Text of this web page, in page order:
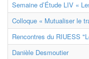
Semaine d’Étude LIV «
Colloque « Mutualiser le
Rencontres du RIUESS
Danièle Desmoutier